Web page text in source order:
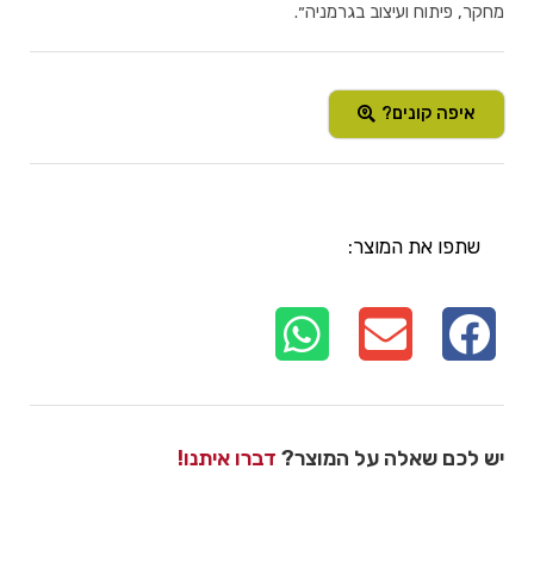
מחקר, פיתוח ועיצוב בגרמניה״.
איפה קונים?
שתפו את המוצר:
יש לכם שאלה על המוצר? דברו איתנו!